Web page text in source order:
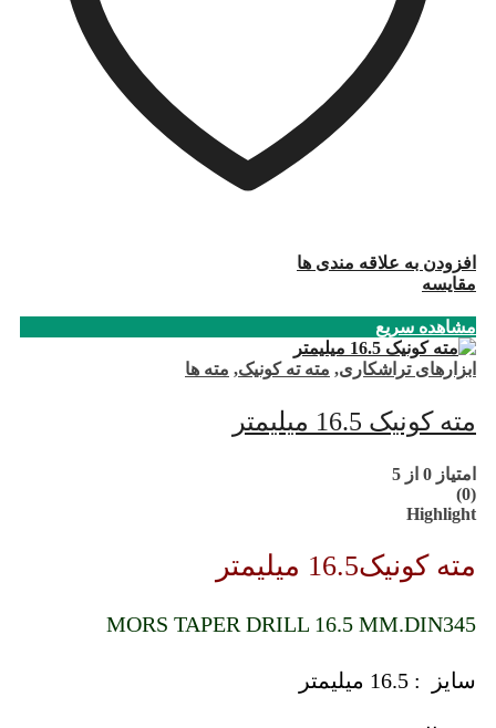
افزودن به علاقه مندی ها
مقایسه
مشاهده سریع
ابزارهای تراشکاری, مته ته کونیک, مته ها
مته کونیک 16.5 میلیمتر
امتیاز 0 از 5
(0)
Highlight
مته کونیک16.5 میلیمتر
MORS TAPER DRILL 16.5 MM.DIN345
سایز : 16.5 میلیمتر